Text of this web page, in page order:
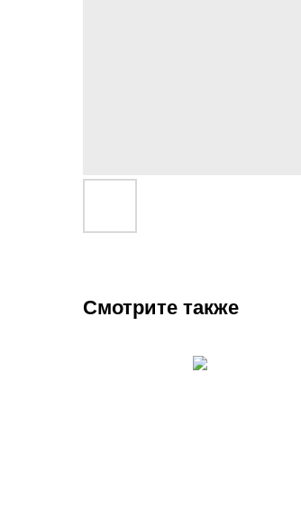
Смотрите также